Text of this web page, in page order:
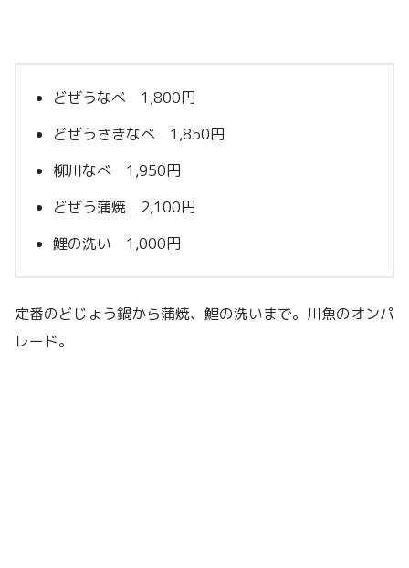
どぜうなべ 1,800円
どぜうさきなべ 1,850円
柳川なべ 1,950円
どぜう蒲焼 2,100円
鯉の洗い 1,000円
定番のどじょう鍋から蒲焼、鯉の洗いまで。川魚のオンパ
レード。